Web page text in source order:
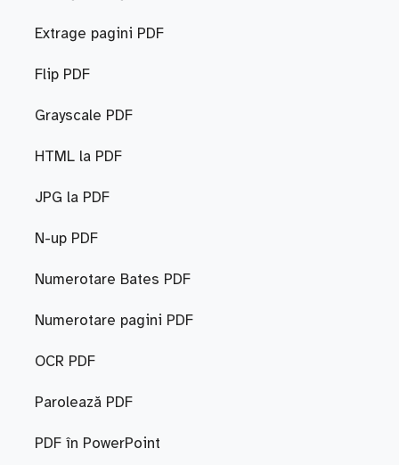
Extrage pagini PDF
Flip PDF
Grayscale PDF
HTML la PDF
JPG la PDF
N-up PDF
Numerotare Bates PDF
Numerotare pagini PDF
OCR PDF
Parolează PDF
PDF în PowerPoint